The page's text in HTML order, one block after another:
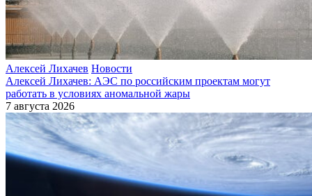
Алексей Лихачев Новости
Алексей Лихачев: АЭС по российским проектам могут
работать в условиях аномальной жары
7 августа 2026